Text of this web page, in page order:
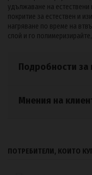
удължаване на
покритие за естествен и
нагряване по време на
слой и го
Подробности за
Мнения на
ПОТРЕБИТЕЛИ, КОИТО